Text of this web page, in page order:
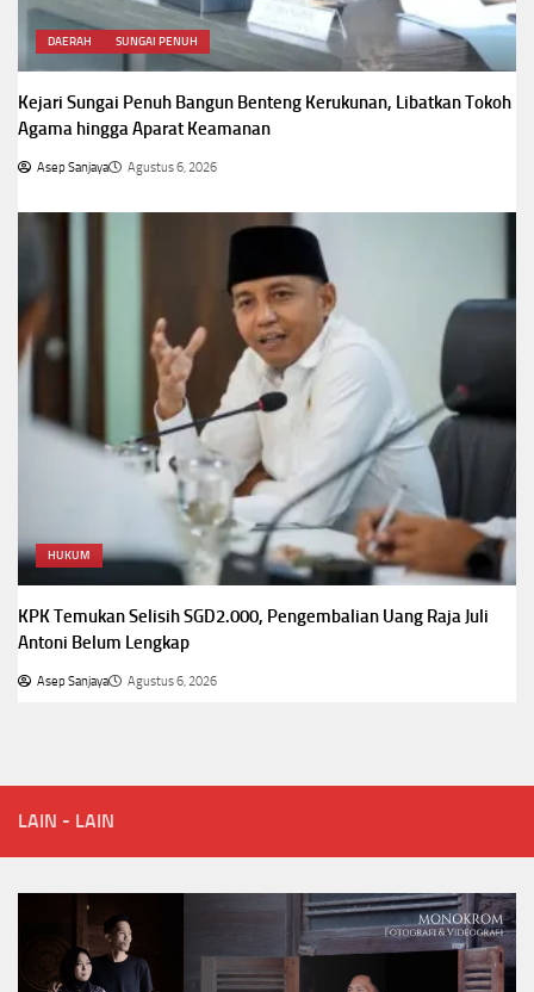
DAERAH SUNGAI PENUH
Kejari Sungai Penuh Bangun Benteng Kerukunan, Libatkan Tokoh
Agama hingga Aparat Keamanan
Asep Sanjaya Agustus 6, 2026
HUKUM
KPK Temukan Selisih SGD2.000, Pengembalian Uang Raja Juli
Antoni Belum Lengkap
Asep Sanjaya Agustus 6, 2026
LAIN - LAIN